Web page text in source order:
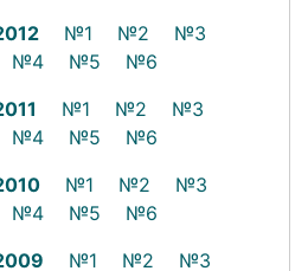
№1 №2
№3
№4
№5
№6
№1 №2
№3
№4
№5
№6
№1 №2
№3
№4
№5
№6
№1 №2 №3